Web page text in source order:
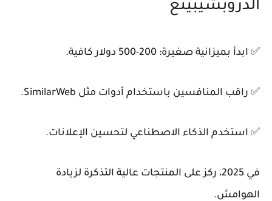
الدروبشيبينغ
✅ ابدأ بميزانية صغيرة: 200-500 دولار كافية.
✅ راقب المنافسين باستخدام أدوات مثل SimilarWeb.
✅ استخدم الذكاء الاصطناعي لتحسين الإعلانات.
في 2025، ركز على المنتجات عالية التذكرة لزيادة
الهوامش.